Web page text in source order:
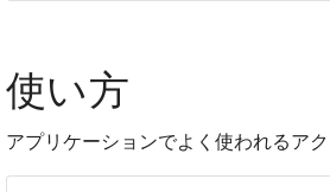
使い方
アプリケーションでよく使われるア